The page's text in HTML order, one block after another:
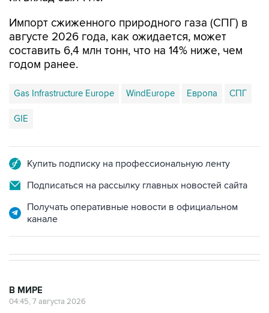
Импорт сжиженного природного газа (СПГ) в
августе 2026 года, как ожидается, может
составить 6,4 млн тонн, что на 14% ниже, чем
годом ранее.
Gas Infrastructure Europe WindEurope Европа СПГ
GIE
Купить подписку на профессиональную ленту
Подписаться на рассылку главных новостей сайта
Получать оперативные новости в официальном
канале
В МИРЕ
04:45, 7 августа 2026